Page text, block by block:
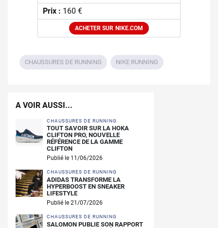
Prix : 160 €
ACHETER SUR NIKE.COM
CHAUSSURES DE RUNNING NIKE RUNNING
A VOIR AUSSI...
CHAUSSURES DE RUNNING
TOUT SAVOIR SUR LA HOKA
CLIFTON PRO, NOUVELLE
RÉFÉRENCE DE LA GAMME
CLIFTON
Publié le 11/06/2026
CHAUSSURES DE RUNNING
ADIDAS TRANSFORME LA
HYPERBOOST EN SNEAKER
LIFESTYLE
Publié le 21/07/2026
CHAUSSURES DE RUNNING
SALOMON PUBLIE SON RAPPORT